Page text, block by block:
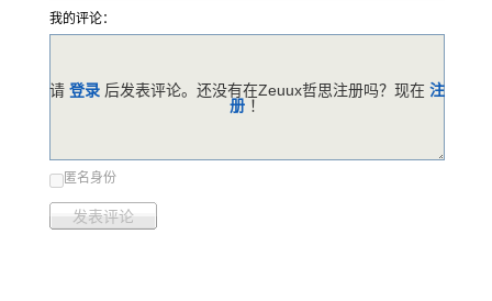
我的评论：
匿名身份
发表评论
请 登录 后发表评论。还没有在Zeuux哲思注册吗？现在 注
册 ！